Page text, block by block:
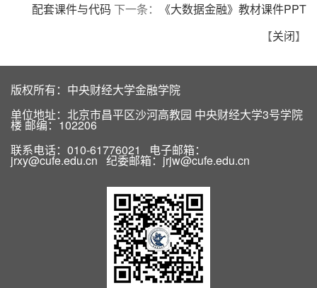
配套课件与代码 下一条：
《大数据金融》教材课件PPT
【关闭】
版权所有：中央财经大学金融学院
单位地址：北京市昌平区沙河高教园 中央财经大学3号学院
楼 邮编：102206
联系电话：010-61776021 电子邮箱：
jrxy@cufe.edu.cn 纪委邮箱：jrjw@cufe.edu.cn